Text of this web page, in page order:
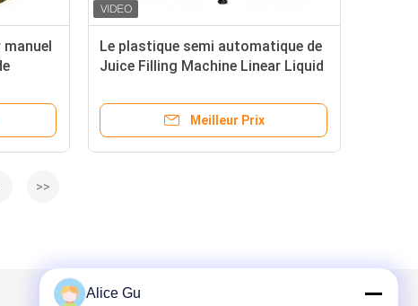
Le plastique semi automatique de
Juice Filling Machine Linear Liquid
Meilleur Prix
>>
Alice Gu